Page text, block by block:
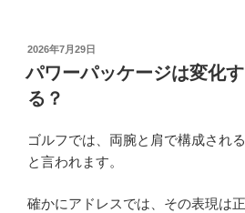
投
日:
2026年7月29日
パワーパッケージは変化
る？
ゴルフでは、両腕と肩で構成され
と言われます。
確かにアドレスでは、その表現は